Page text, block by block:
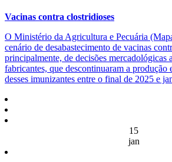
Vacinas contra clostridioses
O Ministério da Agricultura e Pecuária
cenário de desabastecimento de vacinas
principalmente, de decisões mercadológicas
fabricantes, que descontinuaram a produção
desses imunizantes entre o final de 2025 e
15
jan